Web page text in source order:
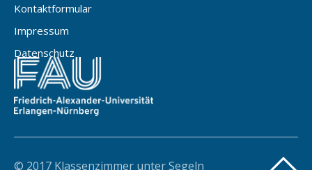
Kontaktformular
Impressum
Datenschutz
© 2017 Klassenzimmer unter Segeln